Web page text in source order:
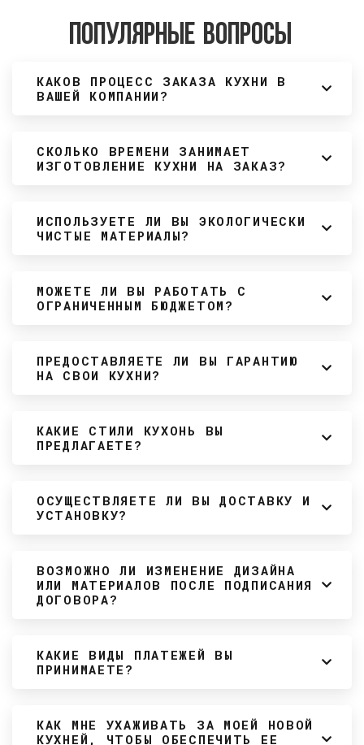
Популярные вопросы
КАКОВ ПРОЦЕСС ЗАКАЗА КУХНИ В
ВАШЕЙ КОМПАНИИ?
СКОЛЬКО ВРЕМЕНИ ЗАНИМАЕТ
ИЗГОТОВЛЕНИЕ КУХНИ НА ЗАКАЗ?
ИСПОЛЬЗУЕТЕ ЛИ ВЫ ЭКОЛОГИЧЕСКИ
ЧИСТЫЕ МАТЕРИАЛЫ?
МОЖЕТЕ ЛИ ВЫ РАБОТАТЬ С
ОГРАНИЧЕННЫМ БЮДЖЕТОМ?
ПРЕДОСТАВЛЯЕТЕ ЛИ ВЫ ГАРАНТИЮ
НА СВОИ КУХНИ?
КАКИЕ СТИЛИ КУХОНЬ ВЫ
ПРЕДЛАГАЕТЕ?
ОСУЩЕСТВЛЯЕТЕ ЛИ ВЫ ДОСТАВКУ И
УСТАНОВКУ?
ВОЗМОЖНО ЛИ ИЗМЕНЕНИЕ ДИЗАЙНА
ИЛИ МАТЕРИАЛОВ ПОСЛЕ ПОДПИСАНИЯ
ДОГОВОРА?
КАКИЕ ВИДЫ ПЛАТЕЖЕЙ ВЫ
ПРИНИМАЕТЕ?
КАК МНЕ УХАЖИВАТЬ ЗА МОЕЙ НОВОЙ
КУХНЕЙ, ЧТОБЫ ОБЕСПЕЧИТЬ ЕЕ